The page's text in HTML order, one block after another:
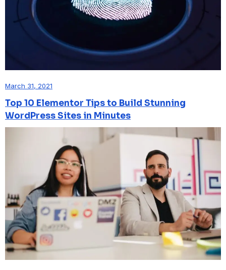
March 31, 2021
Top 10 Elementor Tips to Build Stunning
WordPress Sites in Minutes